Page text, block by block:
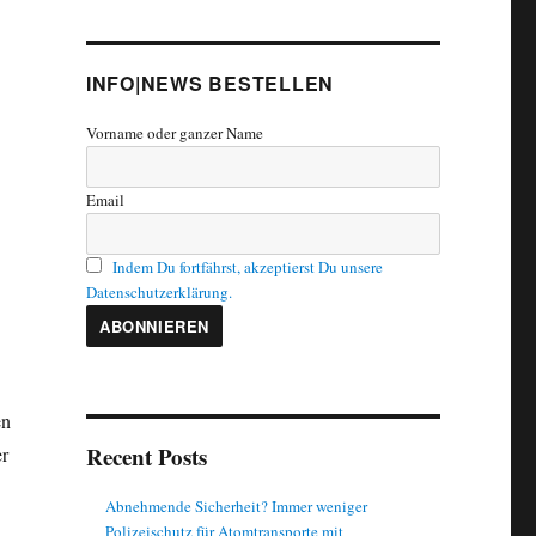
INFO|NEWS BESTELLEN
Vorname oder ganzer Name
Email
Indem Du fortfährst, akzeptierst Du unsere
Datenschutzerklärung.
Recent Posts
Abnehmende Sicherheit? Immer weniger